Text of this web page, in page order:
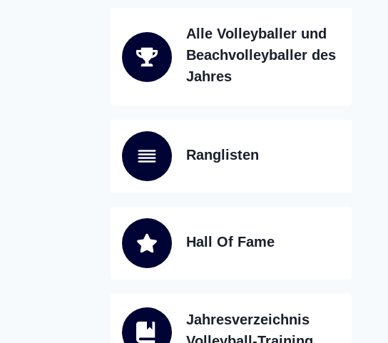
Alle Volleyballer und
Beachvolleyballer des
Jahres
Ranglisten
Hall Of Fame
Jahresverzeichnis